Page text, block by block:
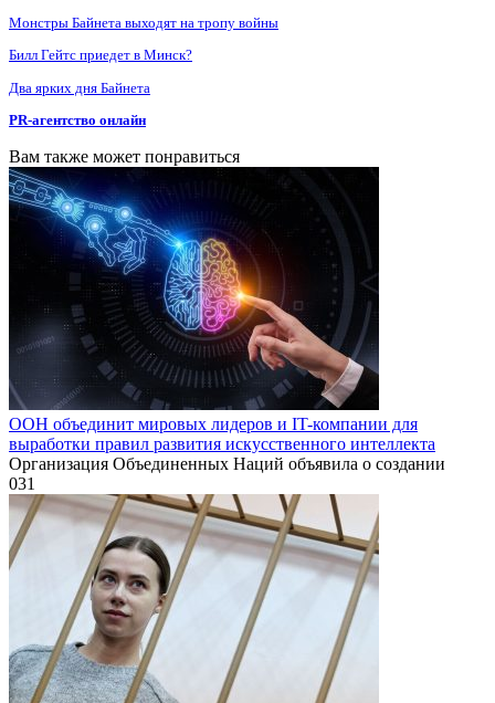
Монстры Байнета выходят на тропу войны
Билл Гейтс приедет в Минск?
Два ярких дня Байнета
PR-агентство онлайн
Вам также может понравиться
ООН объединит мировых лидеров и IT-компании для
выработки правил развития искусственного интеллекта
Организация Объединенных Наций объявила о создании
031